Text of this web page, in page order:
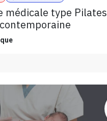
médicale type Pilates